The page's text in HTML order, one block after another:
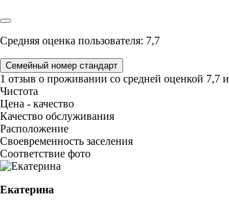
Средняя оценка пользователя: 7,7
Семейный номер стандарт
1 отзыв о проживании со средней оценкой 7,7
Чистота
Цена - качество
Качество обслуживания
Расположение
Своевременность заселения
Соответствие фото
Екатерина